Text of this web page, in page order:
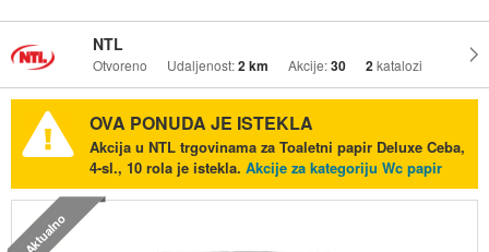
NTL
Otvoreno Udaljenost:2 km Akcije:30 2katalozi
OVA PONUDA JE ISTEKLA
Akcija u NTL trgovinama za Toaletni papir Deluxe Ceba,
4-sl., 10 rola je istekla. Akcije za kategoriju Wc papir
Aktualno